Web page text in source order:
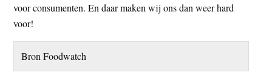
voor consumenten. En daar maken wij ons dan weer hard
voor!
Bron Foodwatch